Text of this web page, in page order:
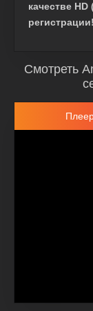
качестве
регистрации!
Смотреть